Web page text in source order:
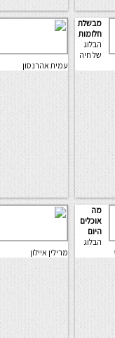
מבשלת
חלומות
הבלוג
של חיה
עמית אהרנסון
מה
אוכלים
היום
הבלוג
מרילין איילון